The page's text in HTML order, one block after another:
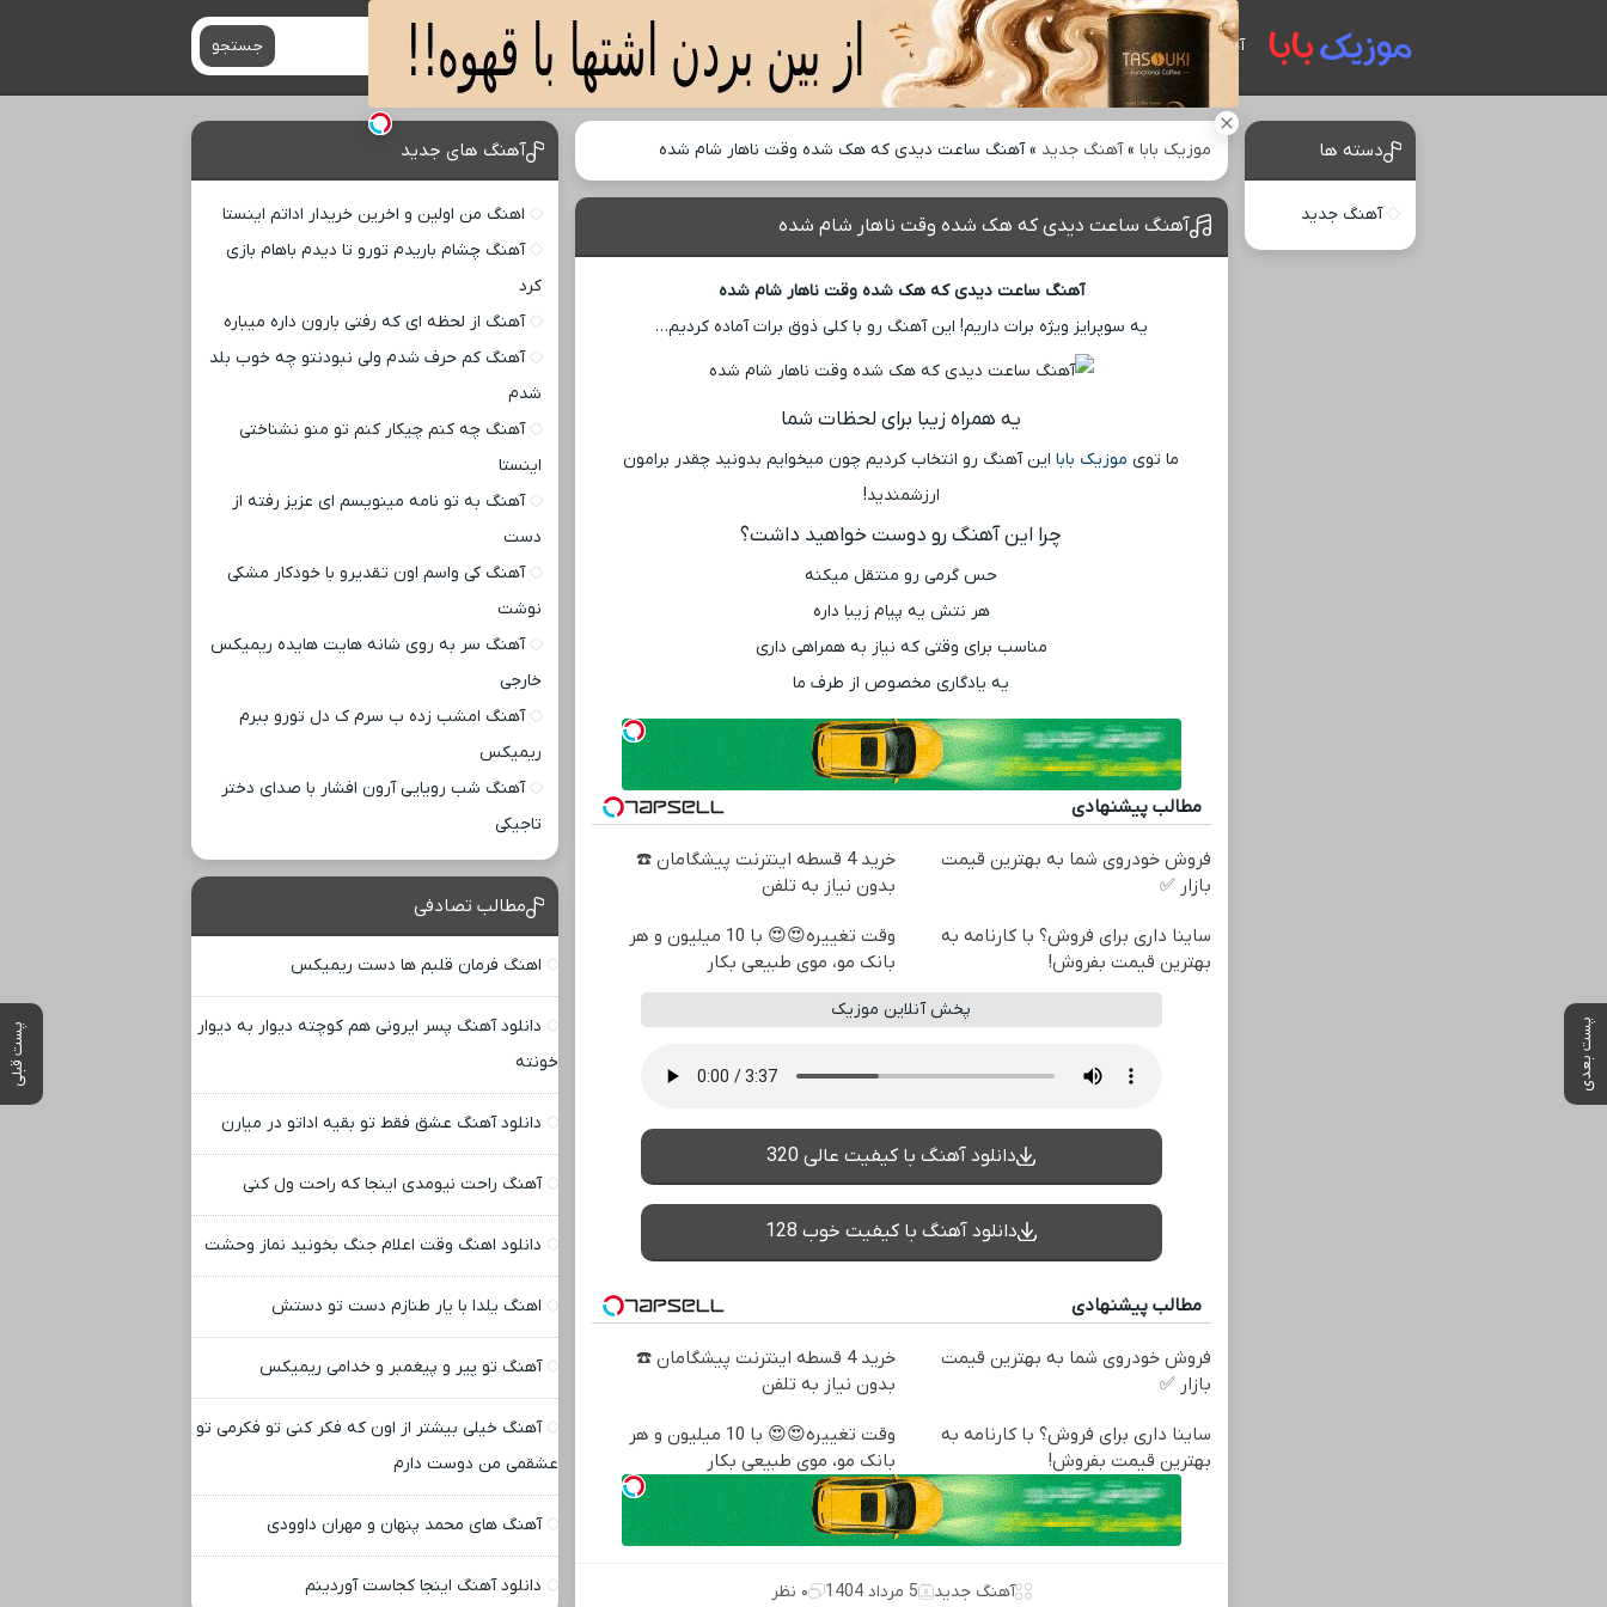
آهنگ های جدید جستجو
موزیک بابا »آهنگ جدید »آهنگ ساعت دیدی که هک شده وقت ناهار شام شده
پست بعدی پست قبلی
آهنگ ساعت دیدی که هک شده وقت ناهار شام شده
آهنگ ساعت دیدی که هک شده وقت ناهار شام شده
یه سوپرایز ویژه برات داریم! این آهنگ رو با کلی ذوق برات آماده کردیم…
یه همراه زیبا برای لحظات شما
ما توی موزیک بابااین آهنگ رو انتخاب کردیم چون میخوایم بدونید چقدر برامون
ارزشمندید!
چرا این آهنگ رو دوست خواهید داشت؟
حس گرمی رو منتقل میکنه
هر نتش یه پیام زیبا داره
مناسب برای وقتی که نیاز به همراهی داری
یه یادگاری مخصوص از طرف ما
مطالب پیشنهادی
فروش خودروی شما به بهترین قیمت
بازار ✅
خرید 4 قسطه اینترنت پیشگامان ☎️
بدون نیاز به تلفن
ساینا داری برای فروش؟ با کارنامه به
بهترین قیمت بفروش!
وقت تغییره😍😍 با 10 میلیون و هر
بانک مو، موی طبیعی بکار
پخش آنلاین موزیک
دانلود آهنگ با کیفیت عالی 320
دانلود آهنگ با کیفیت خوب 128
مطالب پیشنهادی
فروش خودروی شما به بهترین قیمت
بازار ✅
خرید 4 قسطه اینترنت پیشگامان ☎️
بدون نیاز به تلفن
ساینا داری برای فروش؟ با کارنامه به
بهترین قیمت بفروش!
وقت تغییره😍😍 با 10 میلیون و هر
بانک مو، موی طبیعی بکار
آهنگ جدید 5 مرداد 1404 ۰ نظر
دسته ها
آهنگ جدید
آهنگ های جدید
اهنگ من اولین و اخرین خریدار اداتم اینستا
آهنگ چشام باریدم تورو تا دیدم باهام بازی
کرد
آهنگ از لحظه ای که رفتی بارون داره میباره
آهنگ کم حرف شدم ولی نبودنتو چه خوب بلد
شدم
آهنگ چه کنم چیکار کنم تو منو نشناختی
اینستا
آهنگ به تو نامه مینویسم ای عزیز رفته از
دست
آهنگ کی واسم اون تقدیرو با خودکار مشکی
نوشت
آهنگ سر به روی شانه هایت هایده ریمیکس
خارجی
آهنگ امشب زده ب سرم ک دل تورو ببرم
ریمیکس
آهنگ شب رویایی آرون افشار با صدای دختر
تاجیکی
مطالب تصادفی
اهنگ فرمان قلبم ها دست ریمیکس
دانلود آهنگ پسر ایرونی هم کوچته دیوار به دیوار
خونته
دانلود آهنگ عشق فقط تو بقیه اداتو در میارن
آهنگ راحت نیومدی اینجا که راحت ول کنی
دانلود اهنگ وقت اعلام جنگ بخونید نماز وحشت
اهنگ یلدا با یار طنازم دست تو دستش
آهنگ تو پیر و پیغمبر و خدامی ریمیکس
آهنگ خیلی بیشتر از اون که فکر کنی تو فکرمی تو
عشقمی من دوست دارم
آهنگ های محمد پنهان و مهران داوودی
دانلود آهنگ اینجا کجاست آوردینم